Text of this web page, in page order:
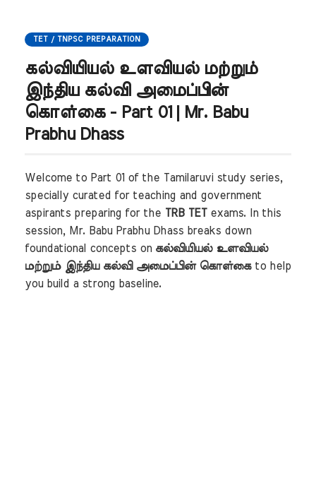
TET / TNPSC PREPARATION
கல்வியியல் உளவியல் மற்றும்
இந்திய கல்வி அமைப்பின்
கொள்கை - Part 01 | Mr. Babu
Prabhu Dhass
Welcome to Part 01 of the Tamilaruvi study series,
specially curated for teaching and government
aspirants preparing for the TRB TETexams. In this
session, Mr. Babu Prabhu Dhass breaks down
foundational concepts on கல்வியியல் உளவியல்
மற்றும் இந்திய கல்வி அமைப்பின் கொள்கைto help
you build a strong baseline.